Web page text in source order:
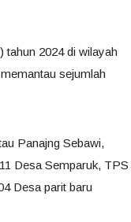
tahun 2024 di wilayah
sejumlah
Panajng Sebawi,
Desa Semparuk, TPS
Desa parit baru